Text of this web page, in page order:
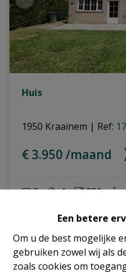
Een betere
Om u de best mogelijke
gebruiken zowel wij als
zoals cookies om
Huis
1950 Kraainem | Ref:
€ 3.950 /maand
5 4 350 m²